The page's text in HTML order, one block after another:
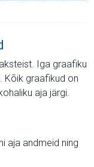
Iga graafiku
Kõik graafikud on
aja järgi.
aja andmeid ning